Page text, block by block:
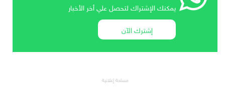
يمكنك الإشتراك لتحصل علي أخر الأخبار
إشترك الآن
مساحة إعلانية